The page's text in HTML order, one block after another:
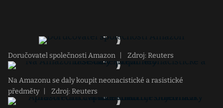
Doručovatel společnosti Amazon Zdroj: Reuters
Na Amazonu se daly koupit neonacistické a rasistické
předměty
Zdroj: Reuters